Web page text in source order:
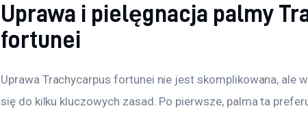
Uprawa i pielęgnacja palmy
fortunei
Uprawa Trachycarpus fortunei nie jest skomplikowana, ale
się do kilku kluczowych zasad. Po pierwsze, palma ta